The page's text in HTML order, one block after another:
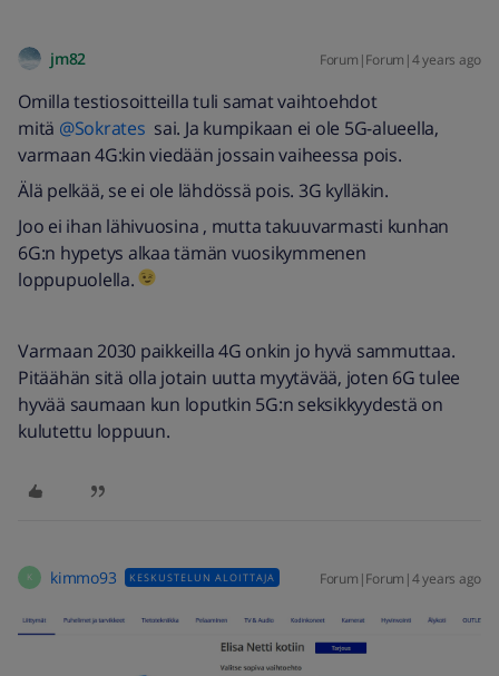
jm82 Forum|Forum|4 years ago
Omilla testiosoitteilla tuli samat vaihtoehdot
mitä @Sokrates sai. Ja kumpikaan ei ole 5G-alueella,
varmaan 4G:kin viedään jossain vaiheessa pois.
Älä pelkää, se ei ole lähdössä pois. 3G kylläkin.
Joo ei ihan lähivuosina , mutta takuuvarmasti kunhan
6G:n hypetys alkaa tämän vuosikymmenen
loppupuolella.
Varmaan 2030 paikkeilla 4G onkin jo hyvä sammuttaa.
Pitäähän sitä olla jotain uutta myytävää, joten 6G tulee
hyvää saumaan kun loputkin 5G:n seksikkyydestä on
kulutettu loppuun.
K kimmo93 KESKUSTELUN ALOITTAJA Forum|Forum|4 years ago